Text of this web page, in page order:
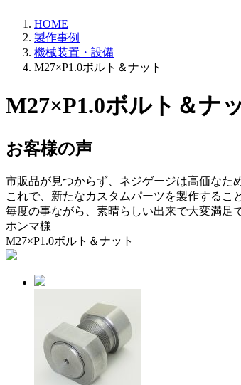
HOME
製作事例
機械装置・設備
M27×P1.0ボルト＆ナット
M27×P1.0ボルト＆ナ
お客様の声
市販品が見つからず、ネジゲージは高価なた
これで、新たなカスタムパーツを製作するこ
毎度の事ながら、素晴らしい出来で大変満足
ホンマ様
M27×P1.0ボルト＆ナット